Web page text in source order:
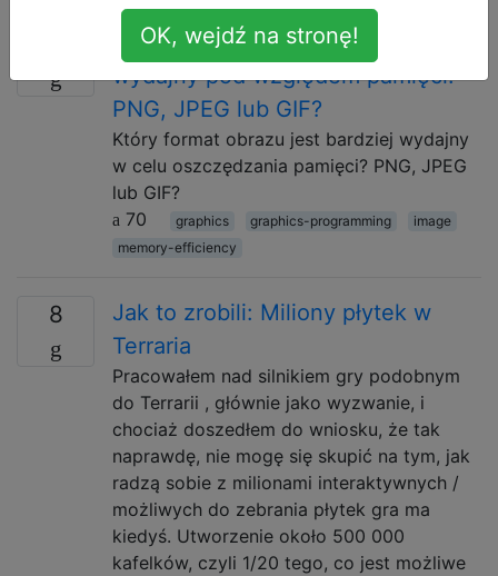
Który format obrazu jest bardziej
wydajny pod względem pamięci:
PNG, JPEG lub GIF?
Który format obrazu jest bardziej wydajny
w celu oszczędzania pamięci? PNG, JPEG
lub GIF?
70
graphics graphics-programming
image
memory-efficiency
8
Jak to zrobili: Miliony płytek w
Terraria
Pracowałem nad silnikiem gry podobnym
do Terrarii , głównie jako wyzwanie, i
chociaż doszedłem do wniosku, że tak
naprawdę, nie mogę się skupić na tym, jak
radzą sobie z milionami interaktywnych /
możliwych do zebrania płytek gra ma
kiedyś. Utworzenie około 500 000
kafelków, czyli 1/20 tego, co jest możliwe
OK, wejdź na stronę!